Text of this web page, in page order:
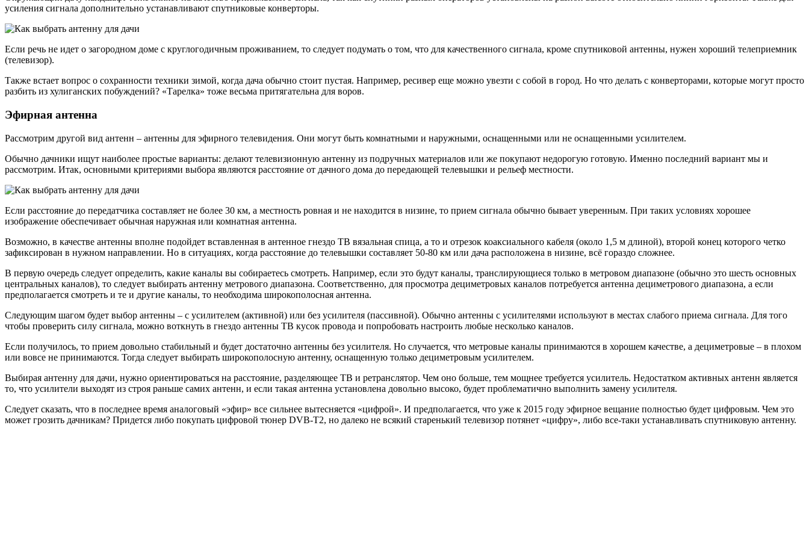
усиления сигнала дополнительно устанавливают спутниковые конверторы.
Если речь не идет о загородном доме с круглогодичным проживанием, то следует подумать о том, что для качественного сигнала, кроме спутниковой антенны, нужен хороший телеприемник
(телевизор).
Также встает вопрос о сохранности техники зимой, когда дача обычно стоит пустая. Например, ресивер еще можно увезти с собой в город. Но что делать с конверторами, которые могут просто
разбить из хулиганских побуждений? «Тарелка» тоже весьма притягательна для воров.
Эфирная антенна
Рассмотрим другой вид антенн – антенны для эфирного телевидения. Они могут быть комнатными и наружными, оснащенными или не оснащенными усилителем.
Обычно дачники ищут наиболее простые варианты: делают телевизионную антенну из подручных материалов или же покупают недорогую готовую. Именно последний вариант мы и
рассмотрим. Итак, основными критериями выбора являются расстояние от дачного дома до передающей телевышки и рельеф местности.
Если расстояние до передатчика составляет не более 30 км, а местность ровная и не находится в низине, то прием сигнала обычно бывает уверенным. При таких условиях хорошее
изображение обеспечивает обычная наружная или комнатная антенна.
Возможно, в качестве антенны вполне подойдет вставленная в антенное гнездо ТВ вязальная спица, а то и отрезок коаксиального кабеля (около 1,5 м длиной), второй конец которого четко
зафиксирован в нужном направлении. Но в ситуациях, когда расстояние до телевышки составляет 50-80 км или дача расположена в низине, всё гораздо сложнее.
В первую очередь следует определить, какие каналы вы собираетесь смотреть. Например, если это будут каналы, транслирующиеся только в метровом диапазоне (обычно это шесть основных
центральных каналов), то следует выбирать антенну метрового диапазона. Соответственно, для просмотра дециметровых каналов потребуется антенна дециметрового диапазона, а если
предполагается смотреть и те и другие каналы, то необходима широкополосная антенна.
Следующим шагом будет выбор антенны – с усилителем (активной) или без усилителя (пассивной). Обычно антенны с усилителями используют в местах слабого приема сигнала. Для того
чтобы проверить силу сигнала, можно воткнуть в гнездо антенны ТВ кусок провода и попробовать настроить любые несколько каналов.
Если получилось, то прием довольно стабильный и будет достаточно антенны без усилителя. Но случается, что метровые каналы принимаются в хорошем качестве, а дециметровые – в плохом
или вовсе не принимаются. Тогда следует выбирать широкополосную антенну, оснащенную только дециметровым усилителем.
Выбирая антенну для дачи, нужно ориентироваться на расстояние, разделяющее ТВ и ретранслятор. Чем оно больше, тем мощнее требуется усилитель. Недостатком активных антенн является
то, что усилители выходят из строя раньше самих антенн, и если такая антенна установлена довольно высоко, будет проблематично выполнить замену усилителя.
Следует сказать, что в последнее время аналоговый «эфир» все сильнее вытесняется «цифрой». И предполагается, что уже к 2015 году эфирное вещание полностью будет цифровым. Чем это
может грозить дачникам? Придется либо покупать цифровой тюнер DVB-T2, но далеко не всякий старенький телевизор потянет «цифру», либо все-таки устанавливать спутниковую антенну.